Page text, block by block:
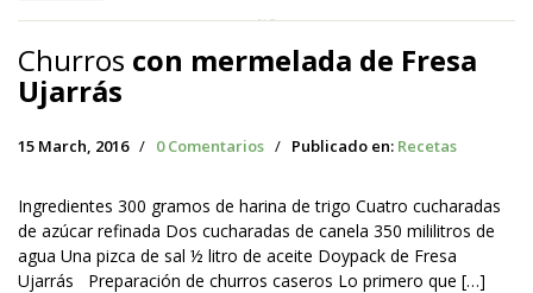
Churros con mermelada de Fresa
Ujarrás
15 March, 2016/ 0 Comentarios / Publicado en: Recetas
Ingredientes 300 gramos de harina de trigo Cuatro cucharadas
de azúcar refinada Dos cucharadas de canela 350 mililitros de
agua Una pizca de sal ½ litro de aceite Doypack de Fresa
Ujarrás Preparación de churros caseros Lo primero que […]